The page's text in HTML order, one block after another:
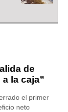
de
la caja”
el primer
neto